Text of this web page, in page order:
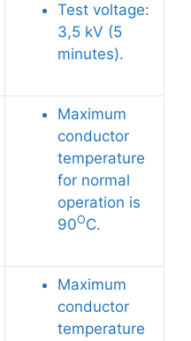
Test voltage:
3,5 kV (5
minutes).
Maximum
conductor
temperature
for normal
operation is
90OC.
Maximum
conductor
temperature